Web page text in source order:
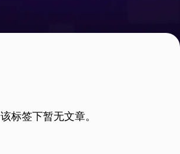
该标签下暂无文章。